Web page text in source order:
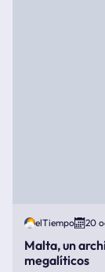
elTiempo 20
Malta, un
megalíticos